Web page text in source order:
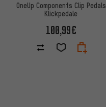
OneUp Components Clip Pedals
Klickpedale
100,99€